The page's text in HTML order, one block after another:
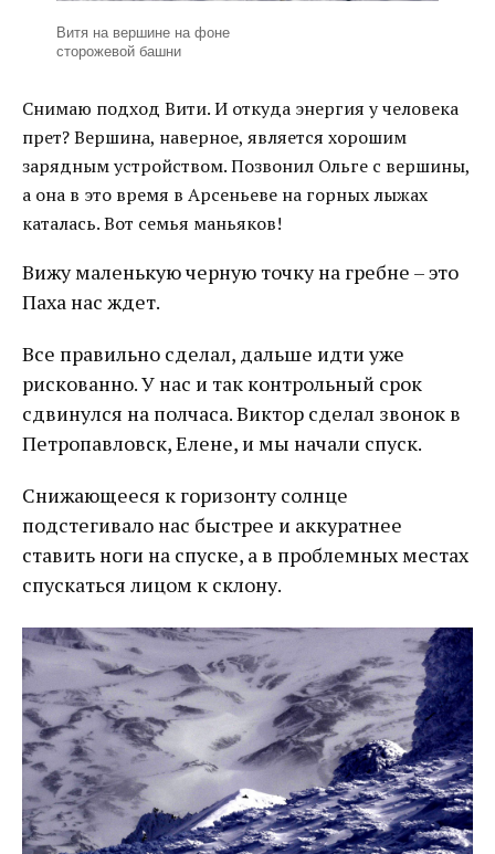
Витя на вершине на фоне
сторожевой башни
Снимаю подход Вити. И откуда энергия у человека
прет? Вершина, наверное, является хорошим
зарядным устройством. Позвонил Ольге с вершины,
а она в это время в Арсеньеве на горных лыжах
каталась. Вот семья маньяков!
Вижу маленькую черную точку на гребне – это
Паха нас ждет.
Все правильно сделал, дальше идти уже
рискованно. У нас и так контрольный срок
сдвинулся на полчаса. Виктор сделал звонок в
Петропавловск, Елене, и мы начали спуск.
Снижающееся к горизонту солнце
подстегивало нас быстрее и аккуратнее
ставить ноги на спуске, а в проблемных местах
спускаться лицом к склону.